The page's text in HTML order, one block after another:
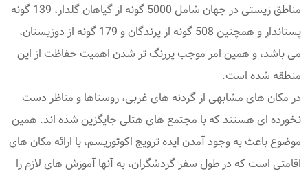
مناطق زیستی در جهان شامل 5000 گونه از گیاهان گلدار، 139 گونه
پستاندار و همچنین 508 گونه از پرندگان و 179 گونه از دوزیستان،
می باشد، و همین امر موجب پررنگ تر شدن اهمیت حفاظت از این
منطقه شده است.
در مکان های مشابهی از گردنه های غربی، روستاها و مناظر دست
نخورده ای هستند که با مجتمع های هتلی جایگزین شده اند. همین
موضوع باعث به وجود آمدن ایده ترویج اکوتوریسم، با ارائه مکان های
اقامتی است که در طول سفر گردشگران، به آنها آموزش های لازم را